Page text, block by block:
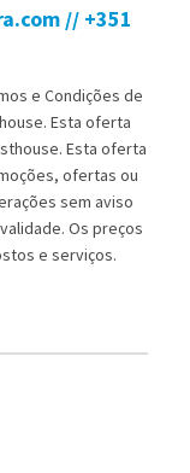
// +351
e Condições de
Esta oferta
Esta oferta
ofertas ou
sem aviso
Os preços
e serviços.